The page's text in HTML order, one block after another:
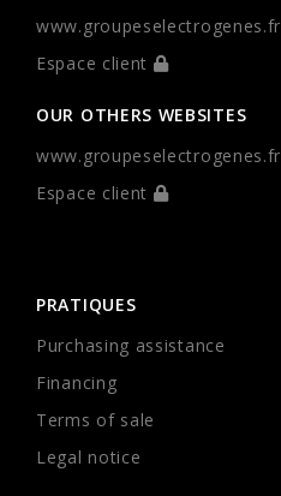
www.groupeselectrogenes.fr
Espace client
OUR OTHERS WEBSITES
www.groupeselectrogenes.fr
Espace client
PRATIQUES
Purchasing assistance
Financing
Terms of sale
Legal notice